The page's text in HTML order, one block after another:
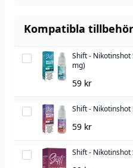
Kompatibla tillbehör
Shift
Nikotinshot
Salt-
B
50VG/50PG
(10
ml,
Shift - Nikotinshot
mg)
59 kr
Shift
Nikotinshot
50VG/50PG
Shift - Nikotinshot
59 kr
Shift
Shift - Nikotinshot